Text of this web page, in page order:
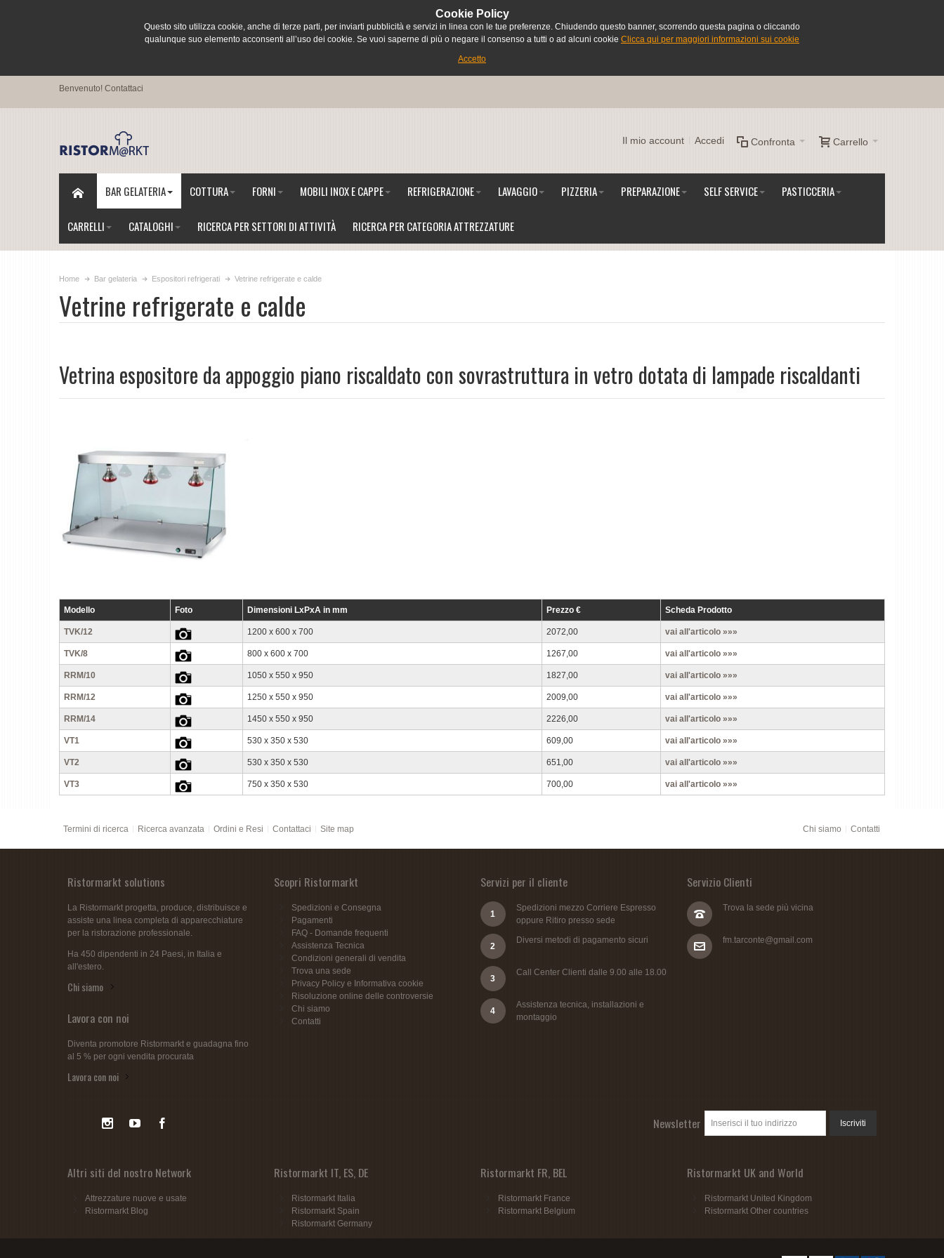
Cookie Policy
Questo sito utilizza cookie, anche di terze parti, per inviarti pubblicità e servizi in linea con le tue preferenze. Chiudendo questo banner, scorrendo questa pagina o cliccando
qualunque suo elemento acconsenti all’uso dei cookie. Se vuoi saperne di più o negare il consenso a tutti o ad alcuni cookie Clicca qui per maggiori informazioni sui cookie
Accetto
Benvenuto! Contattaci
Carrello
Confronta
Il mio account Accedi
BAR GELATERIA COTTURA FORNI MOBILI INOX E CAPPE REFRIGERAZIONE LAVAGGIO PIZZERIA PREPARAZIONE SELF SERVICE PASTICCERIA
CARRELLI CATALOGHI RICERCA PER SETTORI DI ATTIVITÀ RICERCA PER CATEGORIA ATTREZZATURE
Home Bar gelateria Espositori refrigerati Vetrine refrigerate e calde
Vetrine refrigerate e calde
Vetrina espositore da appoggio piano riscaldato con sovrastruttura in vetro dotata di lampade riscaldanti
Modello Foto Dimensioni LxPxA in mm Prezzo € Scheda Prodotto
TVK/12 1200 x 600 x 700 2072,00 vai all'articolo »»»
TVK/8 800 x 600 x 700 1267,00 vai all'articolo »»»
RRM/10 1050 x 550 x 950 1827,00 vai all'articolo »»»
RRM/12 1250 x 550 x 950 2009,00 vai all'articolo »»»
RRM/14 1450 x 550 x 950 2226,00 vai all'articolo »»»
VT1 530 x 350 x 530 609,00 vai all'articolo »»»
VT2 530 x 350 x 530 651,00 vai all'articolo »»»
VT3 750 x 350 x 530 700,00 vai all'articolo »»»
Termini di ricerca Ricerca avanzata Ordini e Resi Contattaci Site map Chi siamo Contatti
Ristormarkt solutions
La Ristormarkt progetta, produce, distribuisce e
assiste una linea completa di apparecchiature
per la ristorazione professionale.
Ha 450 dipendenti in 24 Paesi, in Italia e
all'estero.
Chi siamo
Lavora con noi
Diventa promotore Ristormarkt e guadagna fino
al 5 % per ogni vendita procurata
Lavora con noi
Scopri Ristormarkt
Spedizioni e Consegna
Pagamenti
FAQ - Domande frequenti
Assistenza Tecnica
Condizioni generali di vendita
Trova una sede
Privacy Policy e Informativa cookie
Risoluzione online delle controversie
Chi siamo
Contatti
Servizi per il cliente
1
Spedizioni mezzo Corriere Espresso
oppure Ritiro presso sede
2
Diversi metodi di pagamento sicuri
3
Call Center Clienti dalle 9.00 alle 18.00
4
Assistenza tecnica, installazioni e
montaggio
Servizio Clienti
Trova la sede più vicina
fm.tarconte@gmail.com
Newsletter Iscriviti
Altri siti del nostro Network
Attrezzature nuove e usate
Ristormarkt Blog
Ristormarkt IT, ES, DE
Ristormarkt Italia
Ristormarkt Spain
Ristormarkt Germany
Ristormarkt FR, BEL
Ristormarkt France
Ristormarkt Belgium
Ristormarkt UK and World
Ristormarkt United Kingdom
Ristormarkt Other countries